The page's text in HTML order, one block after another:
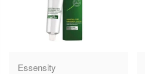
Essensity